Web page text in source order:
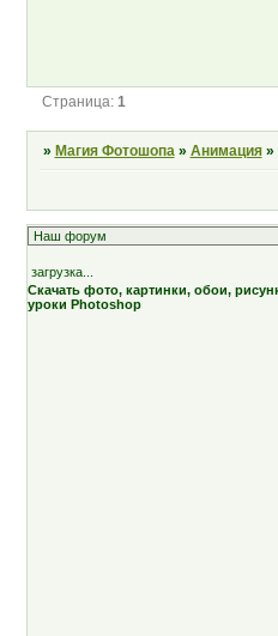
Страница: 1
» Магия Фотошопа » Анимация »
загрузка...
Скачать фото, картинки, обои,
уроки Photoshop